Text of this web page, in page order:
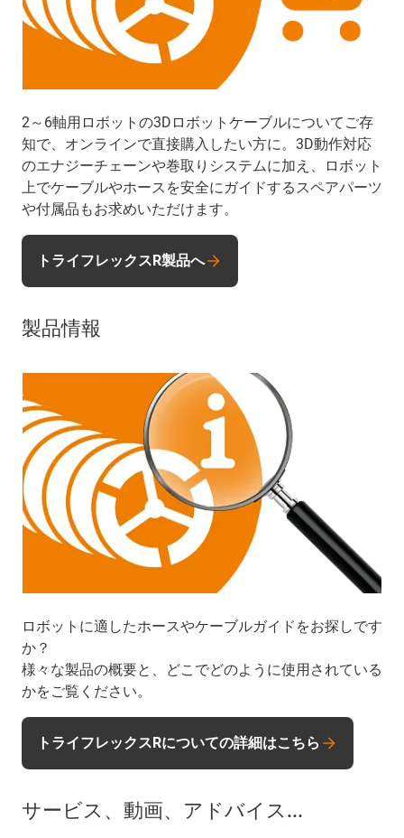
2～6軸用ロボットの3Dロボットケーブルについてご存
知で、オンラインで直接購入したい方に。3D動作対応
のエナジーチェーンや巻取りシステムに加え、ロボット
上でケーブルやホースを安全にガイドするスペアパーツ
や付属品もお求めいただけます。
トライフレックスR製品へ
製品情報
ロボットに適したホースやケーブルガイドをお探しです
か？
様々な製品の概要と、どこでどのように使用されている
かをご覧ください。
トライフレックスRについての詳細はこちら
サービス、動画、アドバイス...